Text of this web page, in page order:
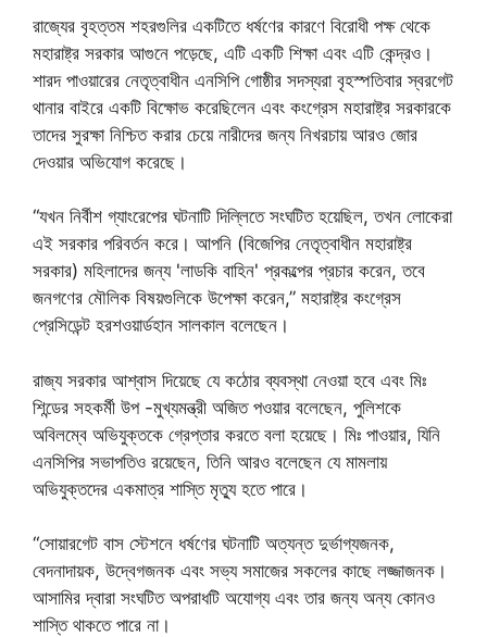
রাজ্যের বৃহত্তম শহরগুলির একটিতে ধর্ষণের কারণে বিরোধী পক্ষ থেকে
মহারাষ্ট্র সরকার আগুনে পড়েছে, এটি একটি শিক্ষা এবং এটি কেন্দ্রও।
শারদ পাওয়ারের নেতৃত্বাধীন এনসিপি গোষ্ঠীর সদস্যরা বৃহস্পতিবার স্বরগেট
থানার বাইরে একটি বিক্ষোভ করেছিলেন এবং কংগ্রেস মহারাষ্ট্র সরকারকে
তাদের সুরক্ষা নিশ্চিত করার চেয়ে নারীদের জন্য নিখরচায় আরও জোর
দেওয়ার অভিযোগ করেছে।
“যখন নির্বীশ গ্যাংরেপের ঘটনাটি দিল্লিতে সংঘটিত হয়েছিল, তখন লোকেরা
এই সরকার পরিবর্তন করে। আপনি (বিজেপির নেতৃত্বাধীন মহারাষ্ট্র
সরকার) মহিলাদের জন্য 'লাডকি বাহিন' প্রকল্পের প্রচার করেন, তবে
জনগণের মৌলিক বিষয়গুলিকে উপেক্ষা করেন,” মহারাষ্ট্র কংগ্রেস
প্রেসিডেন্ট হরশওয়ার্ডহান সালকাল বলেছেন।
রাজ্য সরকার আশ্বাস দিয়েছে যে কঠোর ব্যবস্থা নেওয়া হবে এবং মিঃ
শিন্ডের সহকর্মী উপ -মুখ্যমন্ত্রী অজিত পওয়ার বলেছেন, পুলিশকে
অবিলম্বে অভিযুক্তকে গ্রেপ্তার করতে বলা হয়েছে। মিঃ পাওয়ার, যিনি
এনসিপির সভাপতিও রয়েছেন, তিনি আরও বলেছেন যে মামলায়
অভিযুক্তদের একমাত্র শাস্তি মৃত্যু হতে পারে।
“সোয়ারগেট বাস স্টেশনে ধর্ষণের ঘটনাটি অত্যন্ত দুর্ভাগ্যজনক,
বেদনাদায়ক, উদ্বেগজনক এবং সভ্য সমাজের সকলের কাছে লজ্জাজনক।
আসামির দ্বারা সংঘটিত অপরাধটি অযোগ্য এবং তার জন্য অন্য কোনও
শাস্তি থাকতে পারে না।